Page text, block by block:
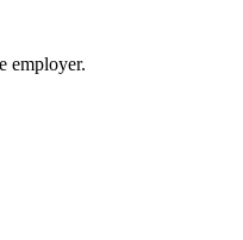
employer.